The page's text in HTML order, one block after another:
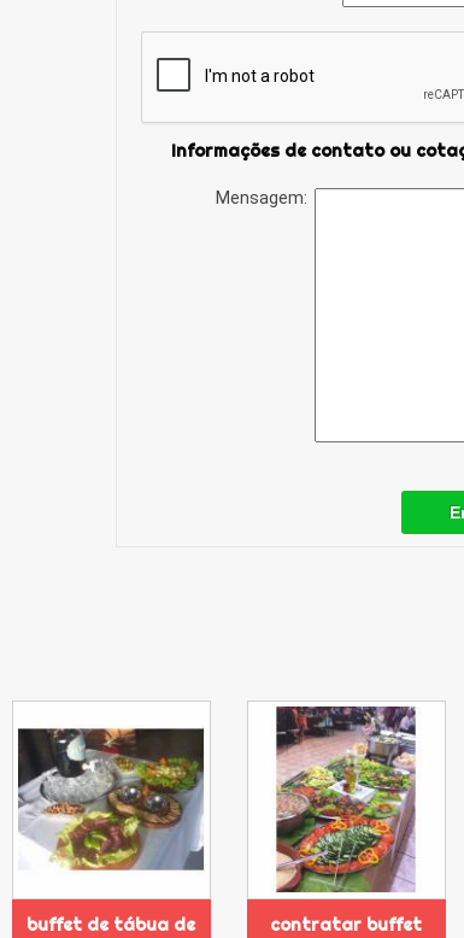
Informações de contato ou
Mensagem:
buffet de tábua de
contratar buffet